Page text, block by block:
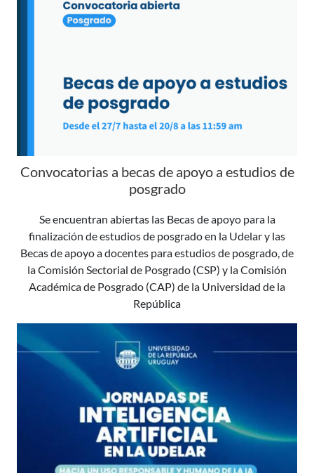
Convocatorias a becas de apoyo a estudios de
posgrado
Se encuentran abiertas las Becas de apoyo para la
finalización de estudios de posgrado en la Udelar y las
Becas de apoyo a docentes para estudios de posgrado, de
la Comisión Sectorial de Posgrado (CSP) y la Comisión
Académica de Posgrado (CAP) de la Universidad de la
República